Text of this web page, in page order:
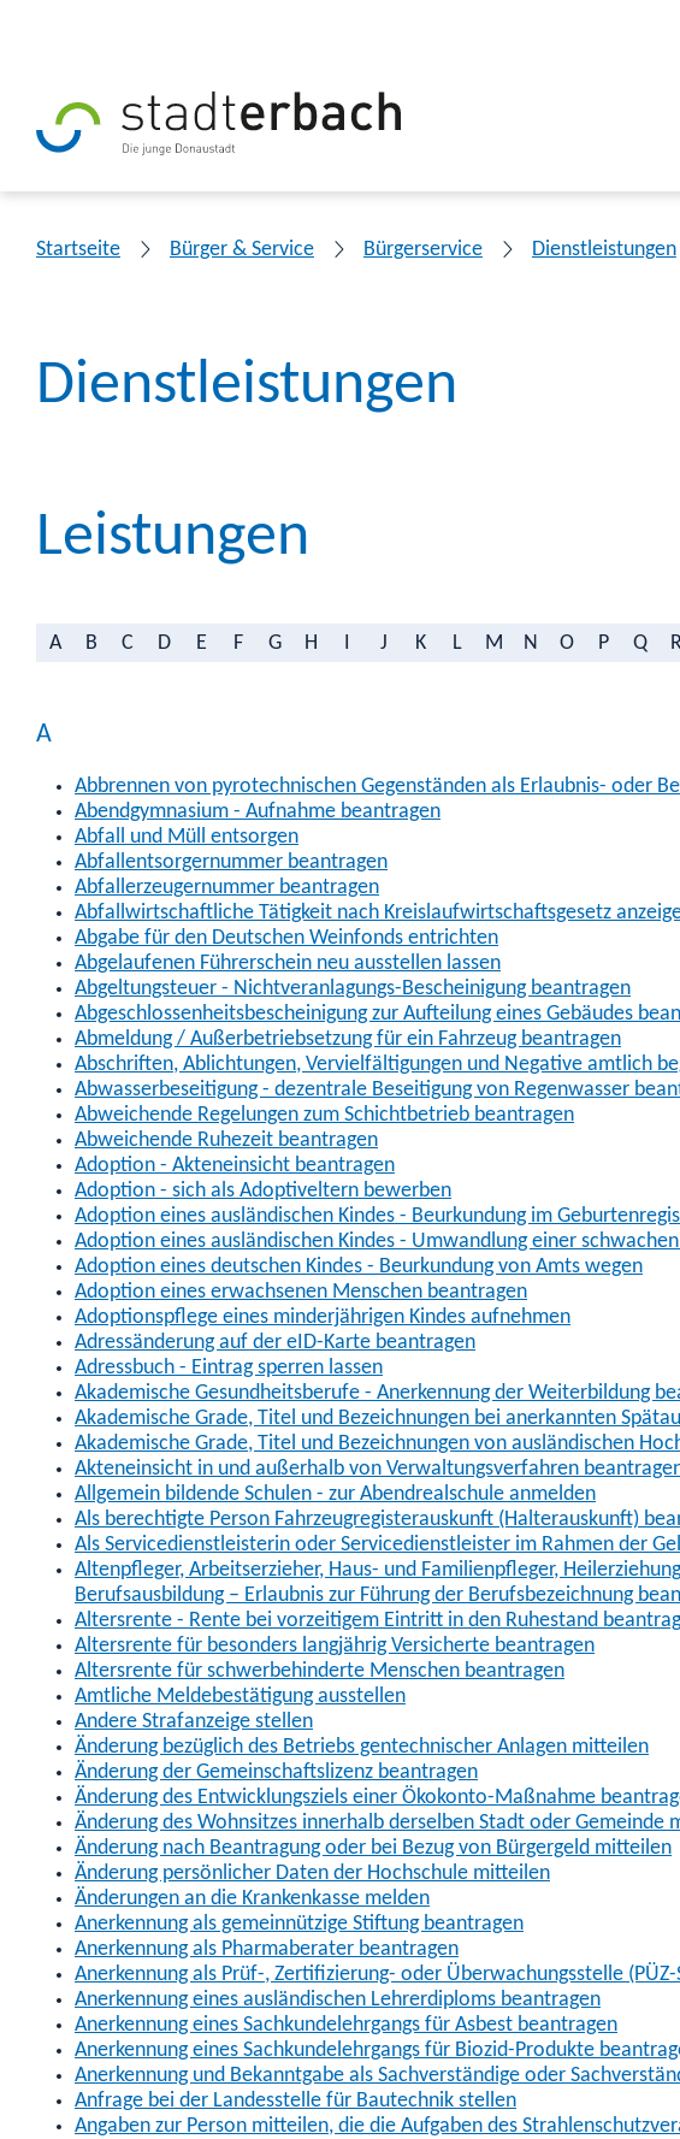
Startseite Bürger & Service Bürgerservice Dienstleistungen
Dienstleistungen
Leistungen
A B C D E F G H J K L M N O P Q
A
Abbrennen von pyrotechnischen Gegenständen als Erlaubnis- oder
Abendgymnasium - Aufnahme beantragen
Abfall und Müll entsorgen
Abfallentsorgernummer beantragen
Abfallerzeugernummer beantragen
Abfallwirtschaftliche Tätigkeit nach Kreislaufwirtschaftsgesetz
Abgabe für den Deutschen Weinfonds entrichten
Abgelaufenen Führerschein neu ausstellen lassen
Abgeltungsteuer - Nichtveranlagungs-Bescheinigung beantragen
Abgeschlossenheitsbescheinigung zur Aufteilung eines Gebäudes
Abmeldung / Außerbetriebsetzung für ein Fahrzeug beantragen
Abschriften, Ablichtungen, Vervielfältigungen und Negative amtlich
Abwasserbeseitigung - dezentrale Beseitigung von Regenwasser
Abweichende Regelungen zum Schichtbetrieb beantragen
Abweichende Ruhezeit beantragen
Adoption - Akteneinsicht beantragen
Adoption - sich als Adoptiveltern bewerben
Adoption eines ausländischen Kindes - Beurkundung im
Adoption eines ausländischen Kindes - Umwandlung einer
Adoption eines deutschen Kindes - Beurkundung von Amts wegen
Adoption eines erwachsenen Menschen beantragen
Adoptionspflege eines minderjährigen Kindes aufnehmen
Adressänderung auf der eID-Karte beantragen
Adressbuch - Eintrag sperren lassen
Akademische Gesundheitsberufe - Anerkennung der Weiterbildung
Akademische Grade, Titel und Bezeichnungen bei anerkannten
Akademische Grade, Titel und Bezeichnungen von ausländischen
Akteneinsicht in und außerhalb von Verwaltungsverfahren
Allgemein bildende Schulen - zur Abendrealschule anmelden
Als berechtigte Person Fahrzeugregisterauskunft (Halterauskunft)
Als Servicedienstleisterin oder Servicedienstleister im Rahmen der
Altenpfleger, Arbeitserzieher, Haus- und Familienpfleger,
Berufsausbildung – Erlaubnis zur Führung der Berufsbezeichnung
Altersrente - Rente bei vorzeitigem Eintritt in den Ruhestand
Altersrente für besonders langjährig Versicherte beantragen
Altersrente für schwerbehinderte Menschen beantragen
Amtliche Meldebestätigung ausstellen
Andere Strafanzeige stellen
Änderung bezüglich des Betriebs gentechnischer Anlagen mitteilen
Änderung der Gemeinschaftslizenz beantragen
Änderung des Entwicklungsziels einer Ökokonto-Maßnahme
Änderung des Wohnsitzes innerhalb derselben Stadt oder Gemeinde
Änderung nach Beantragung oder bei Bezug von Bürgergeld mitteilen
Änderung persönlicher Daten der Hochschule mitteilen
Änderungen an die Krankenkasse melden
Anerkennung als gemeinnützige Stiftung beantragen
Anerkennung als Pharmaberater beantragen
Anerkennung als Prüf-, Zertifizierung- oder Überwachungsstelle
Anerkennung eines ausländischen Lehrerdiploms beantragen
Anerkennung eines Sachkundelehrgangs für Asbest beantragen
Anerkennung eines Sachkundelehrgangs für Biozid-Produkte
Anerkennung und Bekanntgabe als Sachverständige oder
Anfrage bei der Landesstelle für Bautechnik stellen
Angaben zur Person mitteilen, die die Aufgaben des